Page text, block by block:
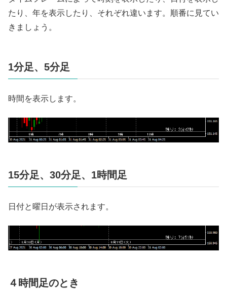
たり、年を表示したり、それぞれ違います。順番に見てい
きましょう。
1分足、5分足
時間を表示します。
15分足、30分足、1時間足
日付と曜日が表示されます。
４時間足のとき